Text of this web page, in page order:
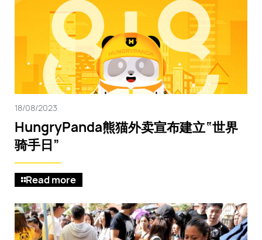
18/08/2023
HungryPanda熊猫外卖宣布建立“世界
骑手日”
Read more